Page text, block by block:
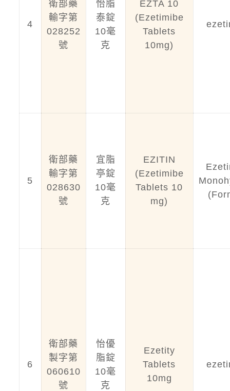
4
衛部藥
輸字第
028252
號
怡脂
泰錠
10毫
克
EZTA 10
(Ezetimibe
Tablets
10mg)
5
衛部藥
輸字第
028630
號
宜脂
亭錠
10毫
克
EZITIN
(Ezetimibe
Tablets 10
mg)
6
衛部藥
製字第
060610
號
怡優
脂錠
10毫
克
Ezetity
Tablets
10mg